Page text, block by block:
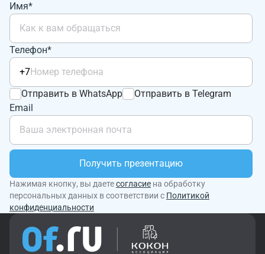
Имя*
Телефон*
+7
Отправить в WhatsApp
Отправить в Telegram
Email
Получить презентацию
Нажимая кнопку, вы даетесогласие на обработку
персональных данных в соответствии с Политикой
конфиденциальности